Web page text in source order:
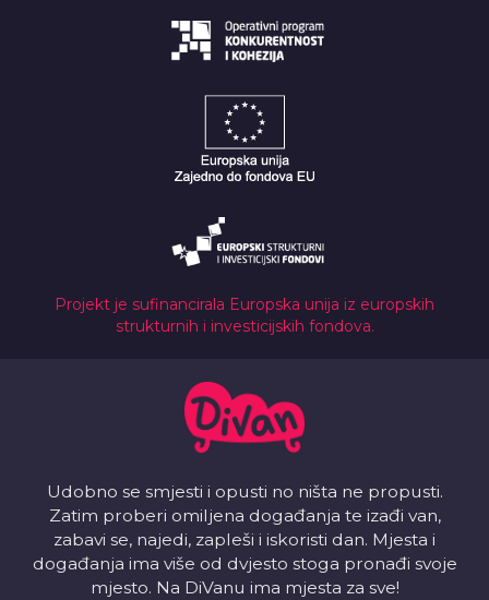
Projekt je sufinancirala Europska unija iz europskih
strukturnih i investicijskih fondova.
Udobno se smjesti i opusti no ništa ne propusti.
Zatim proberi omiljena događanja te izađi van,
zabavi se, najedi, zapleši i iskoristi dan. Mjesta i
događanja ima više od dvjesto stoga pronađi svoje
mjesto. Na DiVanu ima mjesta za sve!